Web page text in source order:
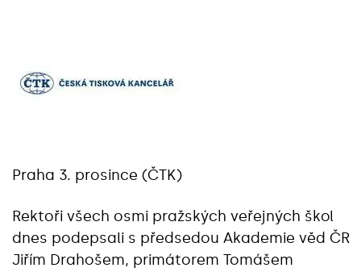
Praha 3. prosince (ČTK)
Rektoři všech osmi pražských veřejných škol
dnes podepsali s předsedou Akademie věd ČR
Jiřím Drahošem, primátorem Tomášem